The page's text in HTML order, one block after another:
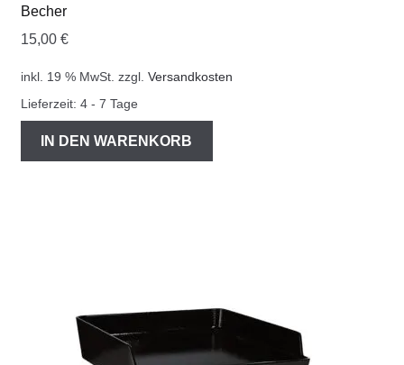
0 Artikel
Becher
15,00 €
inkl. 19 % MwSt. zzgl. Versandkosten
Lieferzeit: 4 - 7 Tage
IN DEN WARENKORB